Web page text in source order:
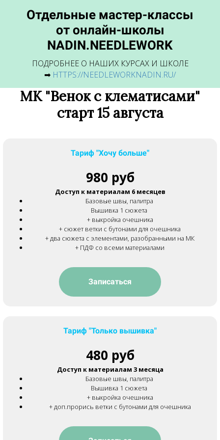
Отдельные мастер-классы
от онлайн-школы
NADIN.NEEDLEWORK
ПОДРОБНЕЕ О НАШИХ КУРСАХ И ШКОЛЕ
➡ HTTPS://NEEDLEWORKNADIN.RU/
МК "Венок с клематисами"
старт 15 августа
Тариф "Хочу больше"
980 руб
Доступ к материалам 6 месяцев
Базовые швы, палитра
Вышивка 1 сюжета
+ выкройка очешника
+ сюжет ветки с бутонами для очешника
+ два сюжета с элементами, разобранными на МК
+ ПДФ со всеми материалами
Записаться
Тариф "Только вышивка"
480 руб
Доступ к материалам 3 месяца
Базовые швы, палитра
Вышивка 1 сюжета
+ выкройка очешника
+ доп.прорись ветки с бутонами для очешника